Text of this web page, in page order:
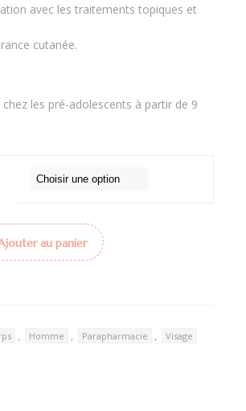
avec les traitements topiques et
cutanée.
les pré-adolescents à partir de 9
au panier
, Homme , Parapharmacie , Visage